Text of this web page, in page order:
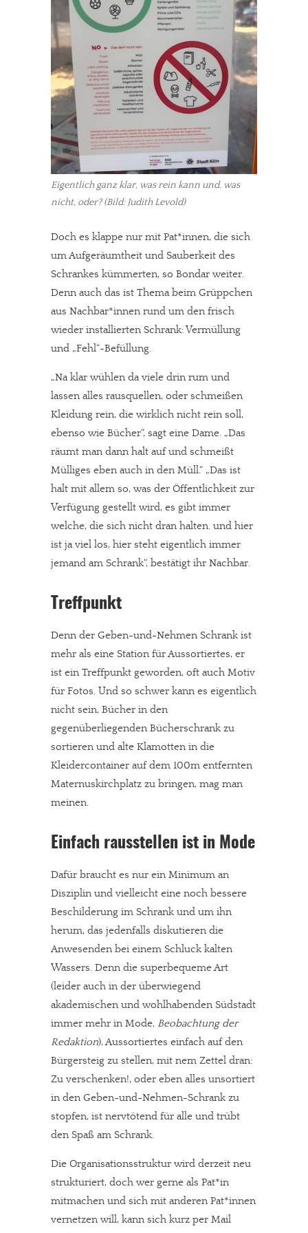
In eigener Sache
Dir gefällt unsere Arbeit?
Eigentlich ganz klar, was rein kann und. was
nicht, oder? (Bild: Judith Levold)
Doch es klappe nur mit Pat*innen, die sich
um Aufgeräumtheit und Sauberkeit des
Schrankes kümmerten, so Bondar weiter.
Denn auch das ist Thema beim Grüppchen
aus Nachbar*innen rund um den frisch
wieder installierten Schrank: Vermüllung
und „Fehl“-Befüllung.
„Na klar wühlen da viele drin rum und
lassen alles rausquellen, oder schmeißen
Kleidung rein, die wirklich nicht rein soll,
ebenso wie Bücher“, sagt eine Dame. „Das
räumt man dann halt auf und schmeißt
Mülliges eben auch in den Müll.“ „Das ist
halt mit allem so, was der Öffentlichkeit zur
Verfügung gestellt wird, es gibt immer
welche, die sich nicht dran halten. und hier
ist ja viel los, hier steht eigentlich immer
jemand am Schrank“, bestätigt ihr Nachbar.
Treffpunkt
Denn der Geben-und-Nehmen Schrank ist
mehr als eine Station für Aussortiertes, er
ist ein Treffpunkt geworden, oft auch Motiv
für Fotos. Und so schwer kann es eigentlich
nicht sein, Bücher in den
gegenüberliegenden Bücherschrank zu
sortieren und alte Klamotten in die
Kleidercontainer auf dem 100m entfernten
Maternuskirchplatz zu bringen, mag man
meinen.
Einfach rausstellen ist in Mode
Dafür braucht es nur ein Minimum an
Disziplin und vielleicht eine noch bessere
Beschilderung im Schrank und um ihn
herum, das jedenfalls diskutieren die
Anwesenden bei einem Schluck kalten
Wassers. Denn die superbequeme Art
(leider auch in der überwiegend
akademischen und wohlhabenden Südstadt
immer mehr in Mode, Beobachtung der
Redaktion), Aussortiertes einfach auf den
Bürgersteig zu stellen, mit nem Zettel dran:
Zu verschenken!, oder eben alles unsortiert
in den Geben-und-Nehmen-Schrank zu
stopfen, ist nervtötend für alle und trübt
den Spaß am Schrank.
Die Organisationsstruktur wird derzeit neu
strukturiert, doch wer gerne als Pat*in
mitmachen und sich mit anderen Pat*innen
vernetzen will, kann sich kurz per Mail